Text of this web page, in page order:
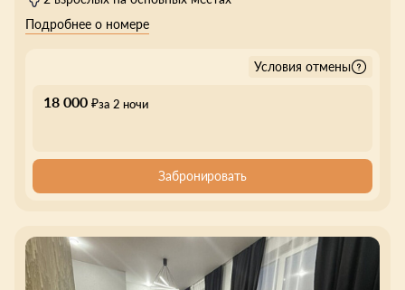
Подробнее о номере
Условия отмены
18 000 ₽за 2 ночи
Забронировать